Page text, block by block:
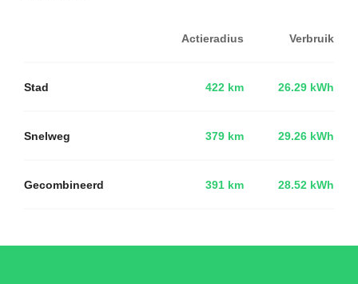
Actieradius Verbruik
Stad 422 km 26.29 kWh
Snelweg 379 km 29.26 kWh
Gecombineerd 391 km 28.52 kWh